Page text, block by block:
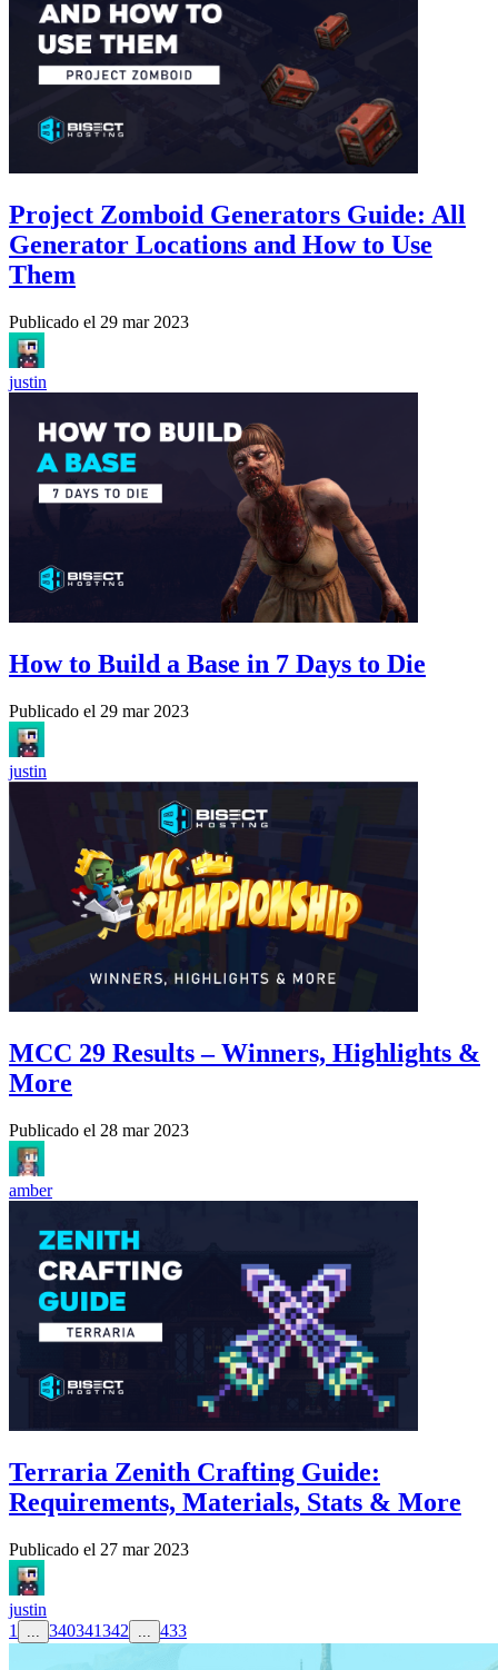
Project Zomboid Generators Guide: All
Generator Locations and How to Use
Them
Publicado el 29 mar 2023
justin
How to Build a Base in 7 Days to Die
Publicado el 29 mar 2023
justin
MCC 29 Results – Winners, Highlights &
More
Publicado el 28 mar 2023
amber
Terraria Zenith Crafting Guide:
Requirements, Materials, Stats & More
Publicado el 27 mar 2023
justin
1
340341342 433